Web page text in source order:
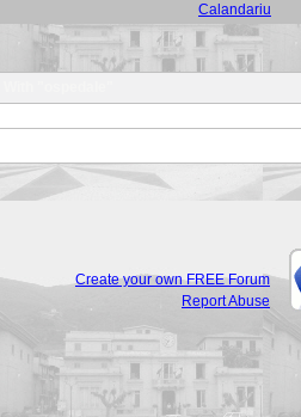
Calandariu
Create your own FREE Forum
Report Abuse